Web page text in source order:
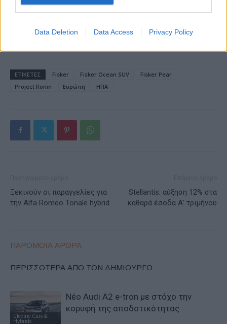
Data Deletion Data Access Privacy Policy
Alpha Bank: Για πρώτη φορά το Αρχαίο Θέατρο Επιδαύρου
ΕΤΙΚΕΤΕΣ Fisker Fisker Ocean SUV
Fisker Pear
Project Ronin
Ευρώπη ΗΠΑ
Ξεκινούν οι παραγγελίες για
την Alfa Romeo Tonale hybrid
Stellantis: αύξηση 12% στα
καθαρά έσοδα Α’ τριμήνου
ΠΑΡΟΜΟΙΑ ΑΡΘΡΑ
ΠΕΡΙΣΣΟΤΕΡΑ ΑΠΟ ΤΟΝ ΔΗΜΙΟΥΡΓΟ
Electric Cars &
Hybrids
Νέο Audi A2 e-tron με στόχο την
κορυφή της αποδοτικότητας